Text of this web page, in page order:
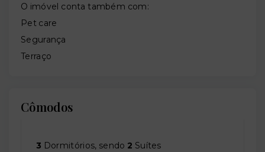
O imóvel conta também com:
Pet care
Segurança
Terraço
Cômodos
3 Dormitórios, sendo 2 Suítes